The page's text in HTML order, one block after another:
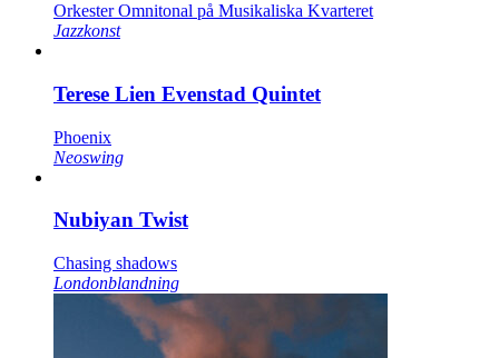
Orkester Omnitonal på Musikaliska Kvarteret
Jazzkonst
Terese Lien Evenstad Quintet
Phoenix
Neoswing
Nubiyan Twist
Chasing shadows
Londonblandning